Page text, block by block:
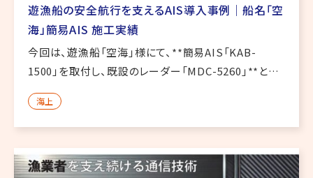
遊漁船の安全航行を支えるAIS導入事例｜船名「空
海」簡易AIS 施工実績
今回は、遊漁船「空海」様にて、**簡易AIS「KAB-
1500」を取付し、既設のレーダー「MDC-5260」**との
連携作業を行いました。AISデータをレーダーへ反映さ
せることで、周囲を航行する他船情報の把握に役立つ
構成 […]
海上